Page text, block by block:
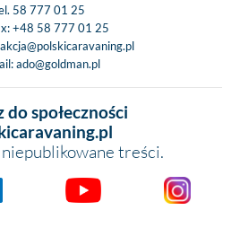
58 777 01 25
+48 58 777 01 25
ado@goldman.pl
do społeczności
treści.